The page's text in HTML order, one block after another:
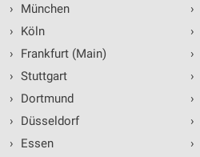
›
München
›
Köln
›
Frankfurt (Main)
› Stuttgart
›
Dortmund
›
Düsseldorf
›
Essen
›
›
›
›
›
›
›